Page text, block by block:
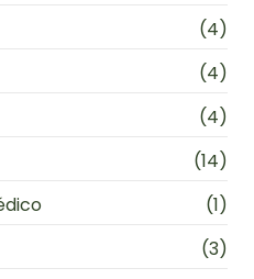
(4)
(4)
(4)
(14)
(1)
(3)